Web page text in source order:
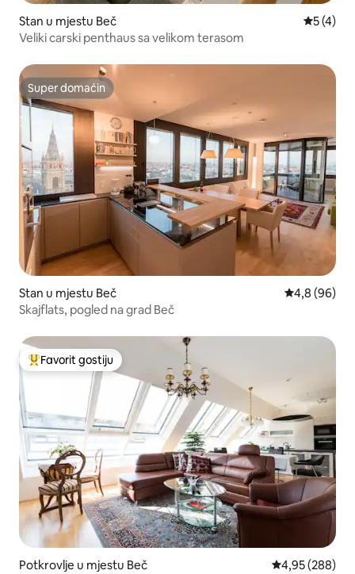
Stan u mjestu Beč
5 (4)
Veliki carski penthaus sa velikom terasom
Super domaćin
Super domaćin
Stan u mjestu Beč prosječna
4,8 (96)
Skajflats, pogled na grad Beč
Glavni favorit gostiju
Favorit gostiju
Potkrovlje u mjestu Beč prosječna
4,95 (288)